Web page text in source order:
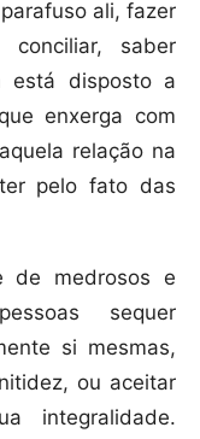
ali, fazer
conciliar, saber
está disposto a
enxerga com
relação na
pelo fato das
de medrosos e
sequer
si mesmas,
ou aceitar
integralidade.